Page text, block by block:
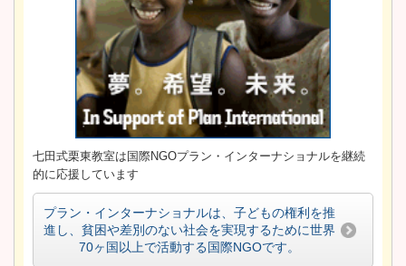
七田式栗東教室は国際NGOプラン・インターナショナルを継続
的に応援しています
プラン・インターナショナルは、子どもの権利を推
進し、貧困や差別のない社会を実現するために世界
70ヶ国以上で活動する国際NGOです。